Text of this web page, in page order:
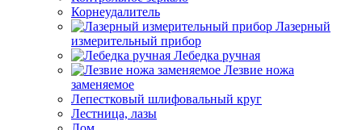
Корнеудалитель
Лазерный
измерительный прибор
Лебедка ручная
Лезвие ножа
заменяемое
Лепестковый шлифовальный круг
Лестница, лазы